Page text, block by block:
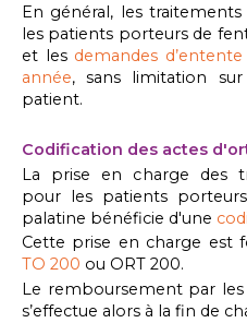
En général, les
les patients porteurs de
et les demandes
année, sans limitation
patient.
Codification des actes
La prise en charge des
pour les patients
palatine bénéficie d'une
Cette prise en charge est
TO 200 ou ORT 200.
Le remboursement par les
s’effectue alors à la fin de